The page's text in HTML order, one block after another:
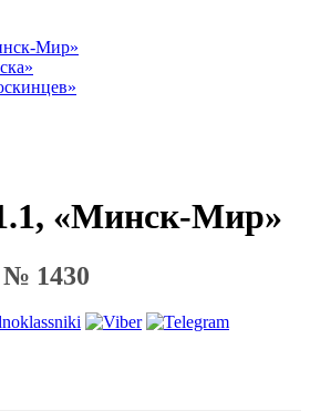
Мир»
«Минск-Мир»
1430